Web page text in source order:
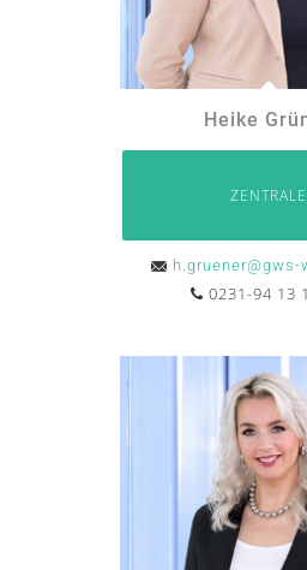
Heike
ZENTRALE
h.gruener@gws-
0231-94 13